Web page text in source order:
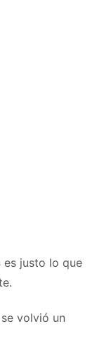
es justo lo que
volvió un